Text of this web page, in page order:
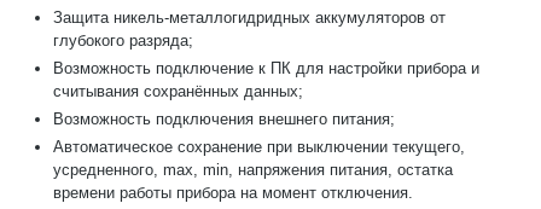
Защита никель-металлогидридных аккумуляторов от
глубокого разряда;
Возможность подключение к ПК для настройки прибора и
считывания сохранённых данных;
Возможность подключения внешнего питания;
Автоматическое сохранение при выключении текущего,
усредненного, max, min, напряжения питания, остатка
времени работы прибора на момент отключения.